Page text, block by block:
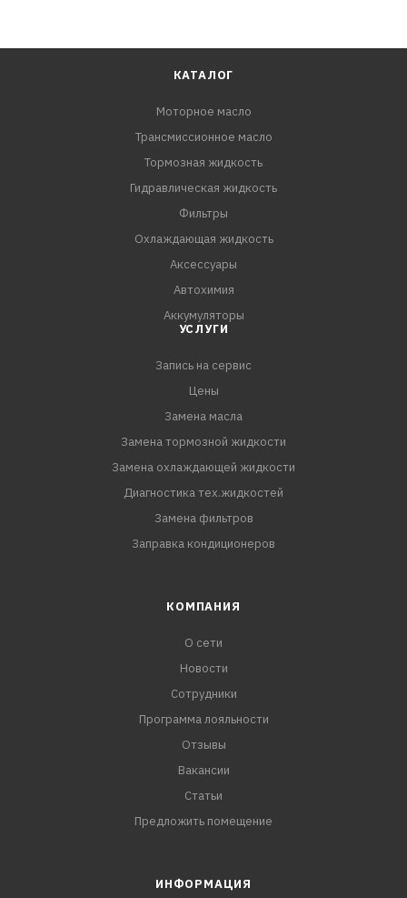
КАТАЛОГ
Моторное масло
Трансмиссионное масло
Тормозная жидкость
Гидравлическая жидкость
Фильтры
Охлаждающая жидкость
Аксессуары
Автохимия
Аккумуляторы
УСЛУГИ
Запись на сервис
Цены
Замена масла
Замена тормозной жидкости
Замена охлаждающей жидкости
Диагностика тех.жидкостей
Замена фильтров
Заправка кондиционеров
КОМПАНИЯ
О сети
Новости
Сотрудники
Программа лояльности
Отзывы
Вакансии
Статьи
Предложить помещение
ИНФОРМАЦИЯ